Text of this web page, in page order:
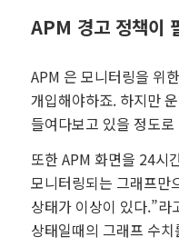
APM 경고 정책이
APM 은 모니터링을 위
개입해야하죠. 하지만
들여다보고 있을 정도
또한 APM 화면을 24시
모니터링되는 그래프만
상태가 이상이 있다.”
상태일때의 그래프 수